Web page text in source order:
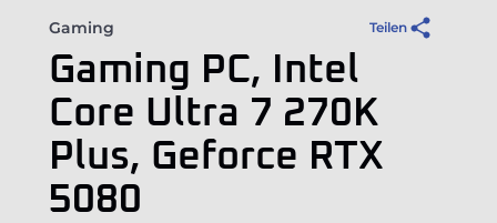
Gaming Teilen
Gaming PC, Intel
Core Ultra 7 270K
Plus, Geforce RTX
5080